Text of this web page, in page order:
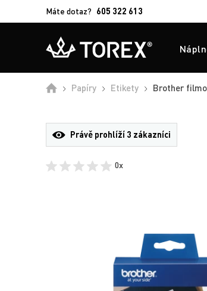
Máte dotaz? 605 322 613
ÚvodPapíry Etikety Brother
Právě prohlíží 3 zákazníci
0x